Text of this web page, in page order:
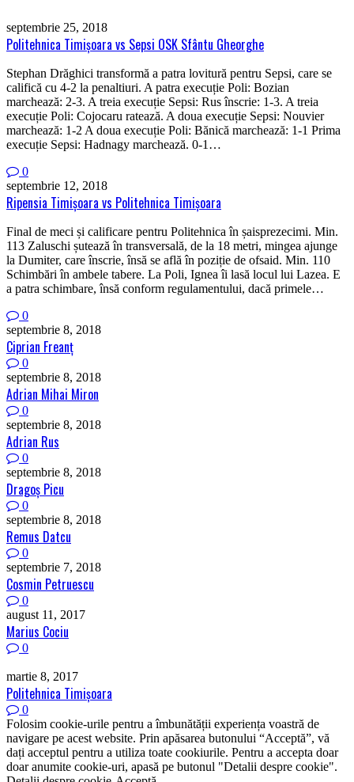
septembrie 25, 2018
Politehnica Timişoara vs Sepsi OSK Sfântu Gheorghe
Stephan Drăghici transformă a patra lovitură pentru Sepsi, care se
califică cu 4-2 la penaltiuri. A patra execuție Poli: Bozian
marchează: 2-3. A treia execuție Sepsi: Rus înscrie: 1-3. A treia
execuție Poli: Cojocaru ratează. A doua execuție Sepsi: Nouvier
marchează: 1-2 A doua execuție Poli: Bănică marchează: 1-1 Prima
execuție Sepsi: Hadnagy marchează. 0-1…
0
septembrie 12, 2018
Ripensia Timişoara vs Politehnica Timişoara
Final de meci și calificare pentru Politehnica în șaisprezecimi. Min.
113 Zaluschi șutează în transversală, de la 18 metri, mingea ajunge
la Dumiter, care înscrie, însă se află în poziție de ofsaid. Min. 110
Schimbări în ambele tabere. La Poli, Ignea îi lasă locul lui Lazea. E
a patra schimbare, însă conform regulamentului, dacă primele…
0
septembrie 8, 2018
Ciprian Freanţ
0
septembrie 8, 2018
Adrian Mihai Miron
0
septembrie 8, 2018
Adrian Rus
0
septembrie 8, 2018
Dragoş Picu
0
septembrie 8, 2018
Remus Datcu
0
septembrie 7, 2018
Cosmin Petruescu
0
august 11, 2017
Marius Cociu
0
martie 8, 2017
Politehnica Timişoara
0
Folosim cookie-urile pentru a îmbunătății experiența voastră de
navigare pe acest website. Prin apăsarea butonului “Acceptă”, vă
dați acceptul pentru a utiliza toate cookiurile. Pentru a accepta doar
doar anumite cookie-uri, apasă pe butonul "Detalii despre cookie".